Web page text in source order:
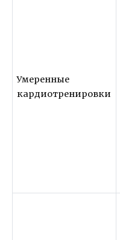
Умеренные
кардиотренировки